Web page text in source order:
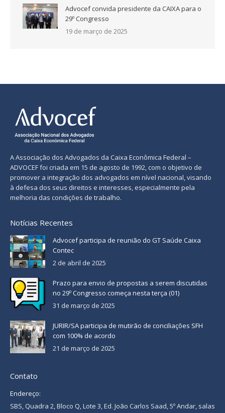
Advocef convida presidente da CAIXA para o
29º Congresso
19 de março de 2025
A Associação dos Advogados da Caixa Econômica Federal –
ADVOCEF foi criada em 15 de agosto de 1992, com o objetivo de
promover a integração dos advogados em nível nacional, visando
à defesa dos seus direitos e interesses, especialmente pela
melhoria das condições de trabalho.
Notícias Recentes
Advocef participa de reunião do GT Saúde Caixa
Contec
2 de abril de 2025
Prazo para envio de propostas a serem discutidas
no 29º Congresso começa nesta terça (01)
31 de março de 2025
JURIR/SA participa de mutirão de conciliações SFH
com 100% de acordo
21 de março de 2025
Contato
Endereço:
SBS, Quadra 2, Bloco Q, Lote 3, Ed. João Carlos Saad, 5º Andar, salas